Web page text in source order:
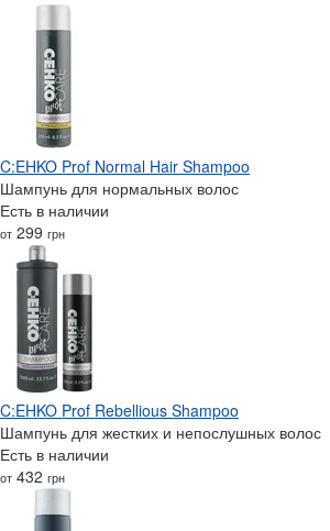
C:EHKO Prof Normal Hair Shampoo
Шампунь для нормальных волос
Есть в наличии
от 299 грн
C:EHKO Prof Rebellious Shampoo
Шампунь для жестких и непослушных волос
Есть в наличии
от 432 грн